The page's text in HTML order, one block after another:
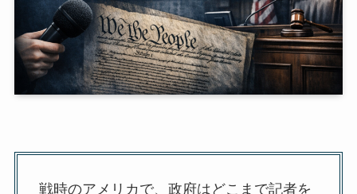
戦時のアメリカで、政府はどこまで記者を